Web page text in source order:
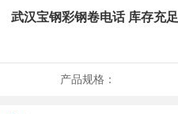
武汉宝钢彩钢卷电话 库存充足
产品规格：